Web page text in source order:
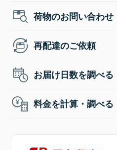
荷物のお問い合わせ
再配達のご依頼
お届け日数を調べる
料金を計算・調べる